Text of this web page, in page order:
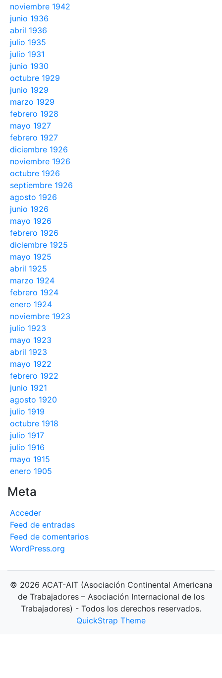
noviembre 1942
junio 1936
abril 1936
julio 1935
julio 1931
junio 1930
octubre 1929
junio 1929
marzo 1929
febrero 1928
mayo 1927
febrero 1927
diciembre 1926
noviembre 1926
octubre 1926
septiembre 1926
agosto 1926
junio 1926
mayo 1926
febrero 1926
diciembre 1925
mayo 1925
abril 1925
marzo 1924
febrero 1924
enero 1924
noviembre 1923
julio 1923
mayo 1923
abril 1923
mayo 1922
febrero 1922
junio 1921
agosto 1920
julio 1919
octubre 1918
julio 1917
julio 1916
mayo 1915
enero 1905
Meta
Acceder
Feed de entradas
Feed de comentarios
WordPress.org
© 2026 ACAT-AIT (Asociación Continental Americana
de Trabajadores – Asociación Internacional de los
Trabajadores) - Todos los derechos reservados.
QuickStrap Theme